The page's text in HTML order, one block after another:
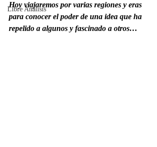
Libre Análisis
Hoy viajaremos por varias regiones y eras
para conocer el poder de una idea que ha
repelido a algunos y fascinado a otros…